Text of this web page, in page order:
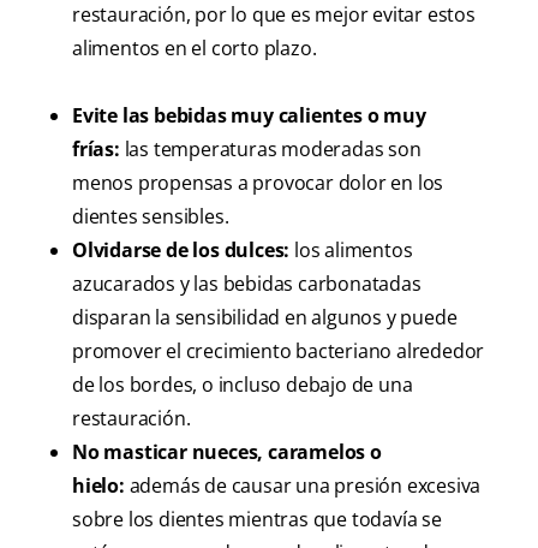
restauración, por lo que es mejor evitar estos
alimentos en el corto plazo.
Evite las bebidas muy calientes o muy
frías: las temperaturas moderadas son
menos propensas a provocar dolor en los
dientes sensibles.
Olvidarse de los dulces: los alimentos
azucarados y las bebidas carbonatadas
disparan la sensibilidad en algunos y puede
promover el crecimiento bacteriano alrededor
de los bordes, o incluso debajo de una
restauración.
No masticar nueces, caramelos o
hielo: además de causar una presión excesiva
sobre los dientes mientras que todavía se